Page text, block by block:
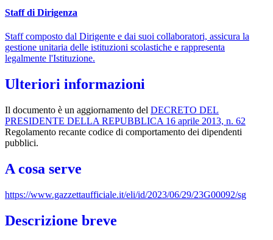
Staff di Dirigenza
Staff composto dal Dirigente e dai suoi collaboratori, assicura la
gestione unitaria delle istituzioni scolastiche e rappresenta
legalmente l'Istituzione.
Ulteriori informazioni
Il documento è un aggiornamento del DECRETO DEL
PRESIDENTE DELLA REPUBBLICA 16 aprile 2013, n. 62
Regolamento recante codice di comportamento dei dipendenti
pubblici.
A cosa serve
https://www.gazzettaufficiale.it/eli/id/2023/06/29/23G00092/sg
Descrizione breve